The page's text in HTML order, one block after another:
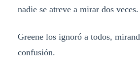
nadie se atreve a mirar dos
Greene los ignoró a todos,
confusión.